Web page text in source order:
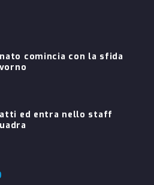
comincia con la sfida
ed entra nello staff